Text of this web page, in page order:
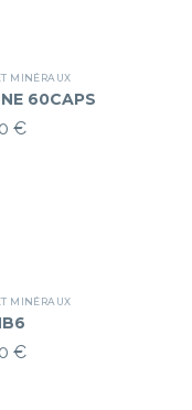
MINÉRAUX
60CAPS
€
MINÉRAUX
€